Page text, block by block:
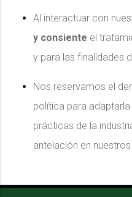
Al interactuar con
y consiente el
y para las finalidades
Nos reservamos el
política para
prácticas de la
antelación en